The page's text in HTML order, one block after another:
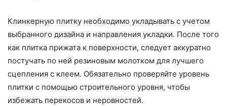
Клинкерную плитку необходимо укладывать с учетом
выбранного дизайна и направления укладки. После того
как плитка прижата к поверхности, следует аккуратно
постучать по ней резиновым молотком для лучшего
сцепления с клеем. Обязательно проверяйте уровень
плитки с помощью строительного уровня, чтобы
избежать перекосов и неровностей.